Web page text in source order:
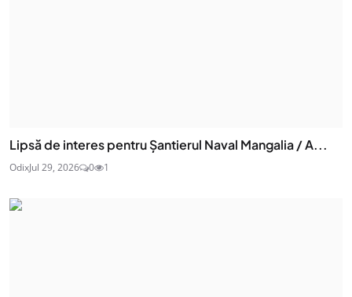
Lipsă de interes pentru Șantierul Naval Mangalia / A...
OdixJul 29, 2026 0 1